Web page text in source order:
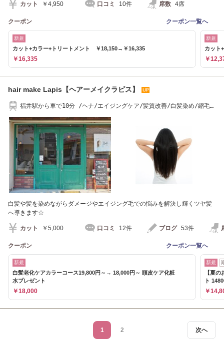
カット ￥4,950 口コミ 10件 席数 4席
クーポン クーポン一覧へ
新規
カット+カラー+トリートメント ￥18,150→￥16,335
￥16,335
新規
カット
￥
hair make Lapis【ヘアーメイクラピス】
福井駅から車で10分 /ヘナ/エイジングケア/髪質改善/白髪染め/縮毛矯
白髪や髪を染めながらダメージやエイジング毛での悩みを解決し輝くツヤ髪
へ導きます☆
カット ￥5,000 口コミ 12件 ブログ 53件
クーポン クーポン一覧へ
新規
白髪老化ケアカラーコース19,800円～→ 18,000円～ 頭皮ケア化粧
水プレゼント
￥18,000
新規
【夏
ト
￥
次へ
1 2